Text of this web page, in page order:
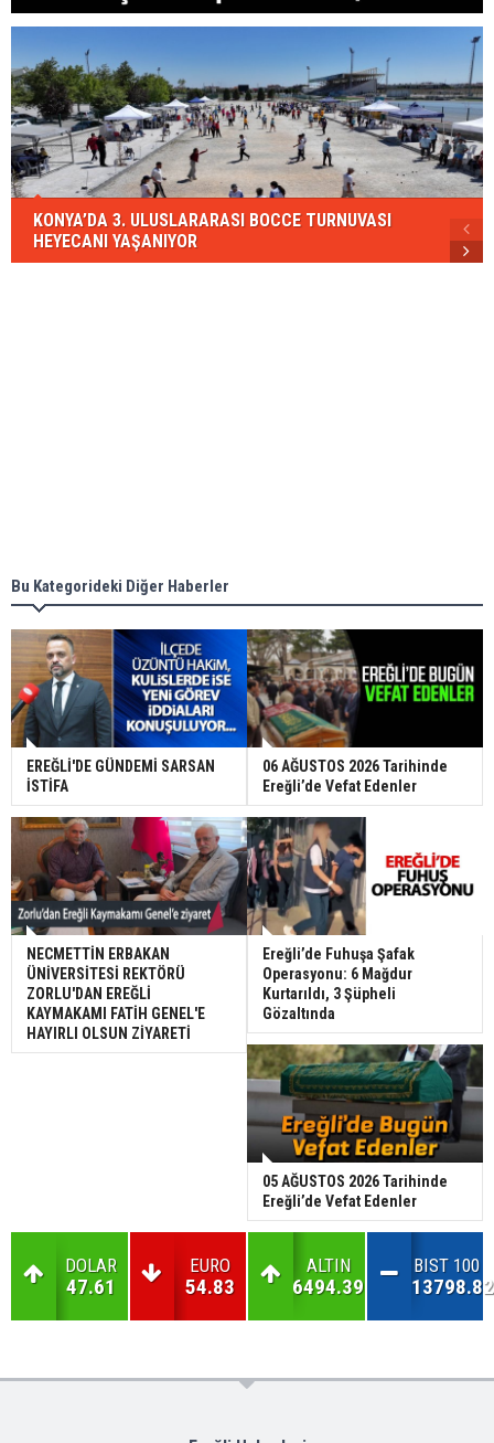
KONYA’DA 3. ULUSLARARASI BOCCE TURNUVASI
HEYECANI YAŞANIYOR
Bu Kategorideki Diğer Haberler
EREĞLİ'DE GÜNDEMİ SARSAN
İSTİFA
06 AĞUSTOS 2026 Tarihinde
Ereğli’de Vefat Edenler
NECMETTİN ERBAKAN
ÜNİVERSİTESİ REKTÖRÜ
ZORLU'DAN EREĞLİ
KAYMAKAMI FATİH GENEL'E
HAYIRLI OLSUN ZİYARETİ
Ereğli’de Fuhuşa Şafak
Operasyonu: 6 Mağdur
Kurtarıldı, 3 Şüpheli
Gözaltında
05 AĞUSTOS 2026 Tarihinde
Ereğli’de Vefat Edenler
DOLAR
47.61
EURO
54.83
ALTIN
6494.39
BIST 100
13798.82